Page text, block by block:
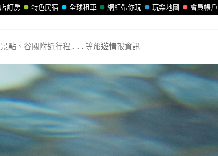
會員帳戶
玩樂地圖
網紅帶你玩
全球租車
特色民宿
訂房
景點、谷關附近行程...等旅遊情報資訊